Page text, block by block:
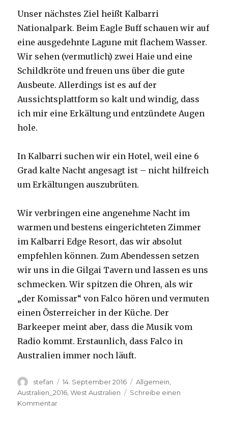
Unser nächstes Ziel heißt Kalbarri
Nationalpark. Beim Eagle Buff schauen wir auf
eine ausgedehnte Lagune mit flachem Wasser.
Wir sehen (vermutlich) zwei Haie und eine
Schildkröte und freuen uns über die gute
Ausbeute. Allerdings ist es auf der
Aussichtsplattform so kalt und windig, dass
ich mir eine Erkältung und entzündete Augen
hole.
In Kalbarri suchen wir ein Hotel, weil eine 6
Grad kalte Nacht angesagt ist – nicht hilfreich
um Erkältungen auszubrüten.
Wir verbringen eine angenehme Nacht im
warmen und bestens eingerichteten Zimmer
im Kalbarri Edge Resort, das wir absolut
empfehlen können. Zum Abendessen setzen
wir uns in die Gilgai Tavern und lassen es uns
schmecken. Wir spitzen die Ohren, als wir
„der Komissar“ von Falco hören und vermuten
einen Österreicher in der Küche. Der
Barkeeper meint aber, dass die Musik vom
Radio kommt. Erstaunlich, dass Falco in
Australien immer noch läuft.
Autor
stefan
Veröffentlicht
am
14. September 2016 Kategorien
Allgemein
Australien_2016 ,West Australien
Schreibe einen
Kommentarzu